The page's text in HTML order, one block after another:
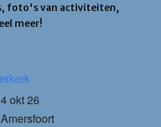
foto's van activiteiten,
meer!
4 okt 26
Amersfoort